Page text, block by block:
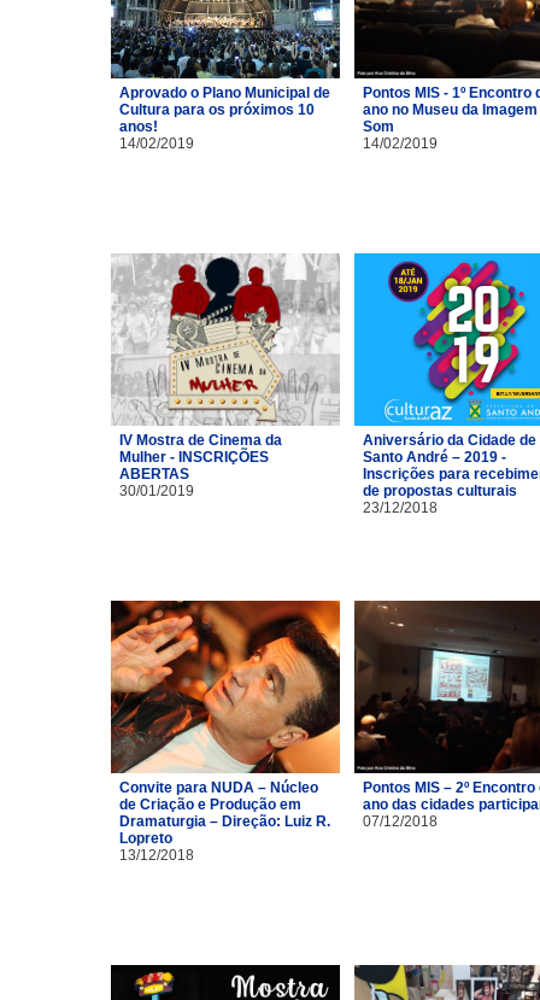
Aprovado o Plano Municipal de
Cultura para os próximos 10
anos!
14/02/2019
Pontos MIS - 1º Encontro
ano no Museu da Imagem
Som
14/02/2019
IV Mostra de Cinema da
Mulher - INSCRIÇÕES
ABERTAS
30/01/2019
Aniversário da Cidade de
Santo André – 2019 -
Inscrições para
de propostas culturais
23/12/2018
Convite para NUDA – Núcleo
de Criação e Produção em
Dramaturgia – Direção: Luiz R.
Lopreto
13/12/2018
Pontos MIS – 2º Encontro
ano das cidades
07/12/2018